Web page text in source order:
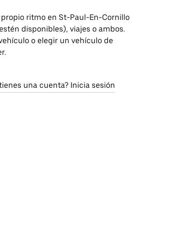
ritmo en St-Paul-En-Cornillo
disponibles), viajes o ambos.
o elegir un vehículo de
una cuenta? Inicia sesión